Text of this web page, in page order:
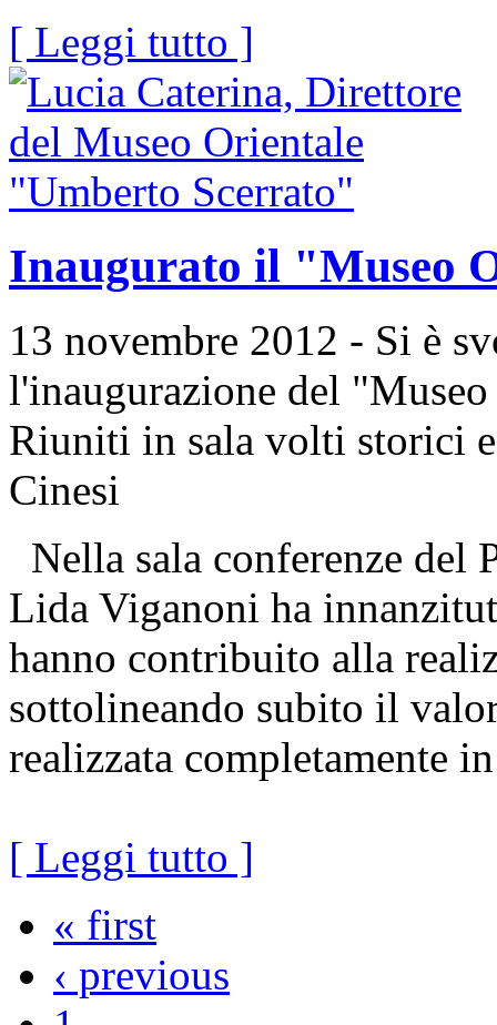
[ Leggi tutto ]
Inaugurato il "Museo
13 novembre 2012 - Si è
l'inaugurazione del
Riuniti in sala volti storici
Cinesi
Nella sala conferenze del
Lida Viganoni ha
hanno contribuito alla
sottolineando subito il
realizzata completamente
[ Leggi tutto ]
« first
‹ previous